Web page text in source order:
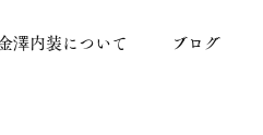
澤内装について ブログ